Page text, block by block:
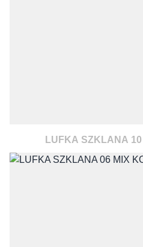
LUFKA SZKLANA